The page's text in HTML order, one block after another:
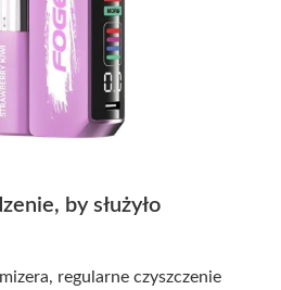
by służyło
regularne czyszczenie